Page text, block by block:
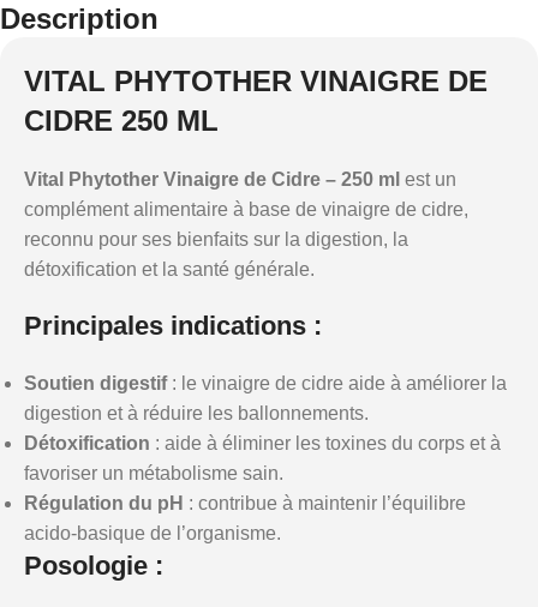
Description
VITAL PHYTOTHER VINAIGRE DE
CIDRE 250 ML
Vital Phytother Vinaigre de Cidre – 250 ml est un
complément alimentaire à base de vinaigre de cidre,
reconnu pour ses bienfaits sur la digestion, la
détoxification et la santé générale.
Principales indications :
Soutien digestif: le vinaigre de cidre aide à améliorer la
digestion et à réduire les ballonnements.
Détoxification : aide à éliminer les toxines du corps et à
favoriser un métabolisme sain.
Régulation du pH : contribue à maintenir l’équilibre
acido-basique de l’organisme.
Posologie :